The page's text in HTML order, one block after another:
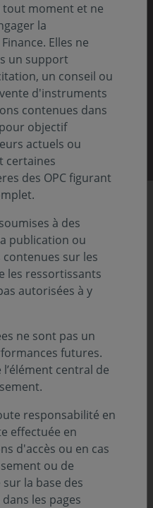
2025
notre stratégie
rapports
tout moment et ne
la
Elles ne
un support
un conseil ou
d'instruments
contenues dans
objectif
actuels ou
certaines
des OPC figurant
à des
publication ou
sur les
les ressortissants
autorisées à y
ne sont pas un
futures.
central de
responsabilité en
effectuée en
d'accès ou en cas
ou de
la base des
les pages